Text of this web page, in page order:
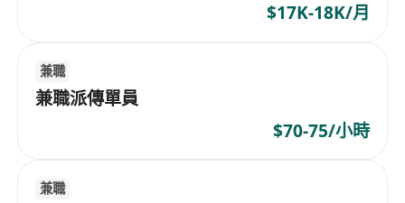
$17K-18K/月
兼職
兼職派傳單員
$70-75/小時
兼職